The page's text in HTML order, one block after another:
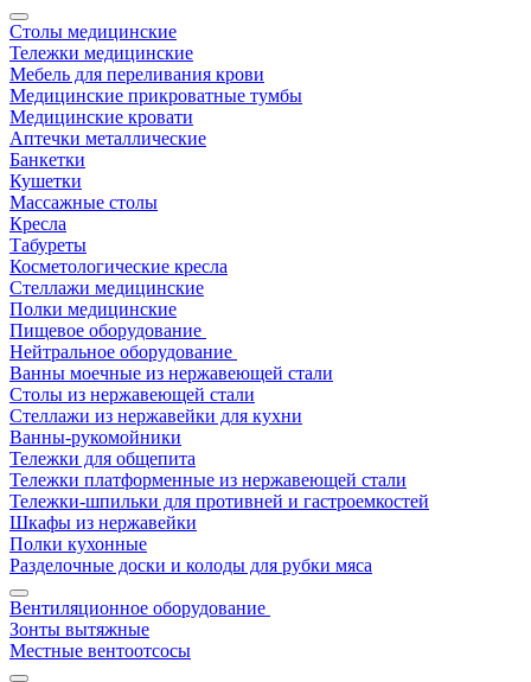
Столы медицинские
Тележки медицинские
Мебель для переливания крови
Медицинские прикроватные тумбы
Медицинские кровати
Аптечки металлические
Банкетки
Кушетки
Массажные столы
Кресла
Табуреты
Косметологические кресла
Стеллажи медицинские
Полки медицинские
Пищевое оборудование
Нейтральное оборудование
Ванны моечные из нержавеющей стали
Столы из нержавеющей стали
Стеллажи из нержавейки для кухни
Ванны-рукомойники
Тележки для общепита
Тележки платформенные из нержавеющей стали
Тележки-шпильки для противней и гастроемкостей
Шкафы из нержавейки
Полки кухонные
Разделочные доски и колоды для рубки мяса
Вентиляционное оборудование
Зонты вытяжные
Местные вентоотсосы